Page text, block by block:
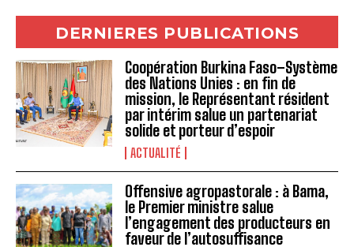
DERNIERES PUBLICATIONS
Coopération Burkina Faso–Système
des Nations Unies : en fin de
mission, le Représentant résident
par intérim salue un partenariat
solide et porteur d’espoir
ACTUALITÉ
Offensive agropastorale : à Bama,
le Premier ministre salue
l’engagement des producteurs en
faveur de l’autosuffisance